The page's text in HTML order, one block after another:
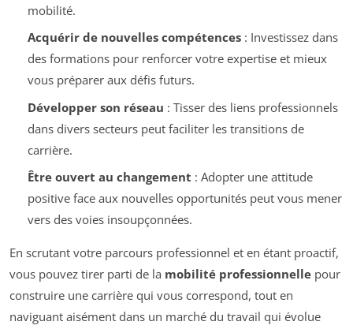
mobilité.
Acquérir de nouvelles compétences: Investissez dans
des formations pour renforcer votre expertise et mieux
vous préparer aux défis futurs.
Développer son réseau : Tisser des liens professionnels
dans divers secteurs peut faciliter les transitions de
carrière.
Être ouvert au changement : Adopter une attitude
positive face aux nouvelles opportunités peut vous mener
vers des voies insoupçonnées.
En scrutant votre parcours professionnel et en étant proactif,
vous pouvez tirer parti de la mobilité professionnelle pour
construire une carrière qui vous correspond, tout en
naviguant aisément dans un marché du travail qui évolue